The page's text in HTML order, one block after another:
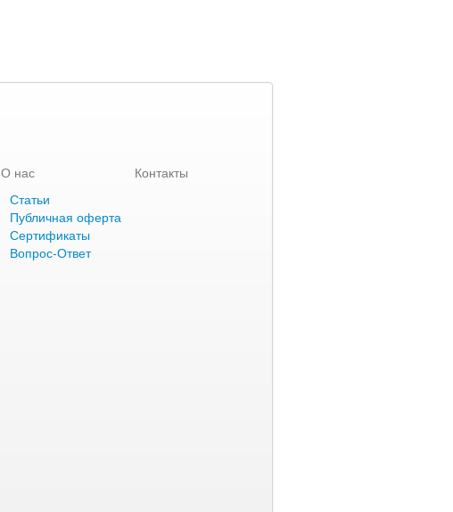
О нас
Статьи
Публичная оферта
Сертификаты
Вопрос-Ответ
Контакты